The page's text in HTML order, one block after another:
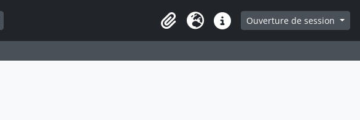
Presse-papier
LangueLiens rapidesOuverture de session